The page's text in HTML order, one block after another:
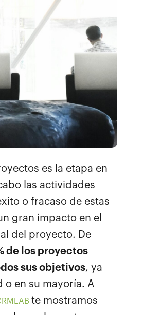
es la etapa en
las actividades
o fracaso de estas
gran impacto en el
del proyecto. De
de los proyectos
sus objetivos, ya
o en su mayoría. A
te mostramos